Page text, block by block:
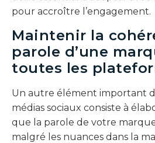
pour accroître l’engagement.
Maintenir la
parole d’une
toutes les
Un autre élément important
médias sociaux consiste à
que la parole de votre
malgré les nuances dans la